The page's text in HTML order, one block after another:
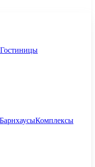
Гостиницы
БарнхаусыКомплексы